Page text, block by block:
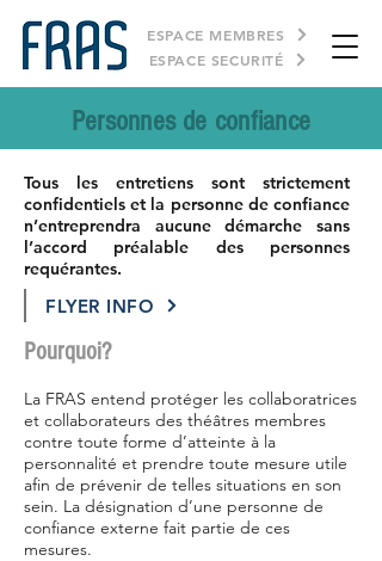
ESPACE SECURITÉ
ESPACE MEMBRES
Personnes de confiance
Tous les entretiens sont strictement
confidentiels et la personne de confiance
n’entreprendra aucune démarche sans
l’accord préalable des personnes
requérantes.
FLYER INFO
Pourquoi?
La FRAS entend protéger les collaboratrices
et collaborateurs des théâtres membres
contre toute forme d’atteinte à la
personnalité et prendre toute mesure utile
afin de prévenir de telles situations en son
sein. La désignation d’une personne de
confiance externe fait partie de ces
mesures.